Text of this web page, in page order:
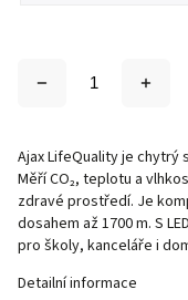
Ajax LifeQuality je chytrý
Měří CO₂, teplotu a
zdravé prostředí. Je
dosahem až 1700 m. S
pro školy, kanceláře i
Detailní informace